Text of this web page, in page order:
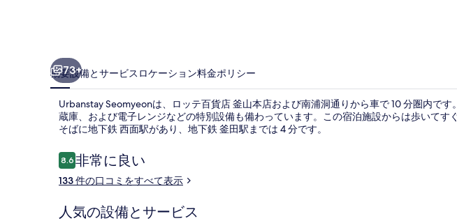
73+
概要設備とサービス ロケーション料金ポリシー
Urbanstay Seomyeonは、ロッテ百貨店 釜山本店および南浦洞通りから車で 10 分圏内で
蔵庫、および電子レンジなどの特別設備も備わっています。この宿泊施設からは歩いてす
そばに地下鉄 西面駅があり、地下鉄 釜田駅までは 4 分です。
口
コ
ミ
8.610段階中8.6
非常に良い
133 件の口コミをすべて表示
人気の設備とサービス